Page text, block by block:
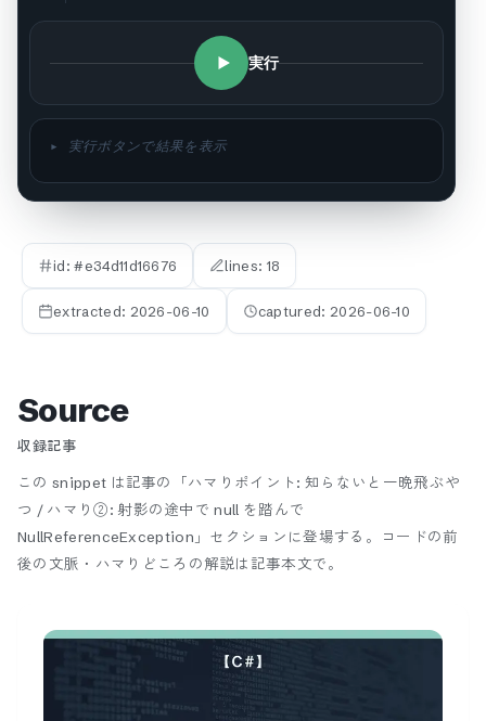
実行
▸ 実行ボタンで結果を表示
id: #e34d11d16676 lines: 18
extracted: 2026-06-10 captured: 2026-06-10
Source
収録記事
この snippet は記事の「ハマりポイント: 知らないと一晩飛ぶや
つ / ハマり②: 射影の途中で null を踏んで
NullReferenceException」セクションに登場する。
コードの前
後の文脈・ハマりどころの解説は記事本文で。